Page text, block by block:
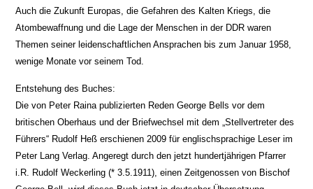
Auch die Zukunft Europas, die Gefahren des Kalten Kriegs, die
Atombewaffnung und die Lage der Menschen in der DDR waren
Themen seiner leidenschaftlichen Ansprachen bis zum Januar 1958,
wenige Monate vor seinem Tod.
Entstehung des Buches:
Die von Peter Raina publizierten Reden George Bells vor dem
britischen Oberhaus und der Briefwechsel mit dem „Stellvertreter des
Führers“ Rudolf Heß erschienen 2009 für englischsprachige Leser im
Peter Lang Verlag. Angeregt durch den jetzt hundertjährigen Pfarrer
i.R. Rudolf Weckerling (* 3.5.1911), einen Zeitgenossen von Bischof